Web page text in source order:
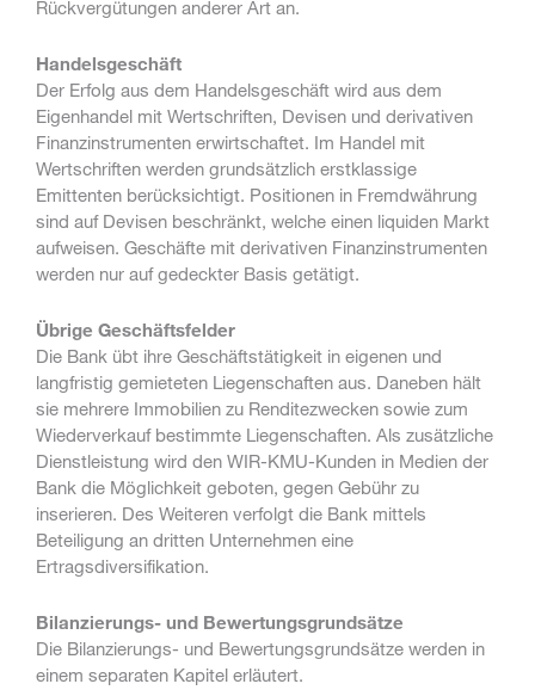
Rückvergütungen anderer Art an.
Handelsgeschäft
Der Erfolg aus dem Handelsgeschäft wird aus dem
Eigenhandel mit Wertschriften, Devisen und derivativen
Finanzinstrumenten erwirtschaftet. Im Handel mit
Wertschriften werden grundsätzlich erstklassige
Emittenten berücksichtigt. Positionen in Fremdwährung
sind auf Devisen beschränkt, welche einen liquiden Markt
aufweisen. Geschäfte mit derivativen Finanzinstrumenten
werden nur auf gedeckter Basis getätigt.
Übrige Geschäftsfelder
Die Bank übt ihre Geschäftstätigkeit in eigenen und
langfristig gemieteten Liegenschaften aus. Daneben hält
sie mehrere Immobilien zu Renditezwecken sowie zum
Wiederverkauf bestimmte Liegenschaften. Als zusätzliche
Dienstleistung wird den WIR-KMU-Kunden in Medien der
Bank die Möglichkeit geboten, gegen Gebühr zu
inserieren. Des Weiteren verfolgt die Bank mittels
Beteiligung an dritten Unternehmen eine
Ertragsdiversifikation.
Bilanzierungs- und Bewertungsgrundsätze
Die Bilanzierungs- und Bewertungsgrundsätze werden in
einem separaten Kapitel erläutert.